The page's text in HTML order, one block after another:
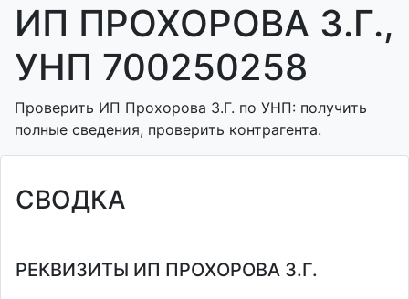
ИП ПРОХОРОВА З.Г.,
УНП 700250258
Проверить ИП Прохорова З.Г. по УНП: получить
полные сведения, проверить контрагента.
СВОДКА
РЕКВИЗИТЫ ИП ПРОХОРОВА З.Г.